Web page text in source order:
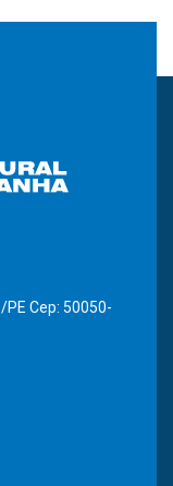
PE Cep: 50050-